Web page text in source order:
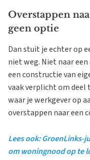
Overstappen
geen optie
Dan stuit je echter op
niet weg. Niet naar
een constructie van
vaak verplicht om deel
waar je werkgever op
overstappen naar een
Lees ook:
om woningnood op te